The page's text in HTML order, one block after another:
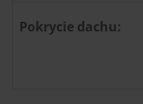
Pokrycie dachu: